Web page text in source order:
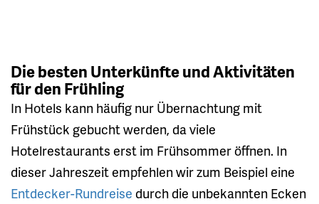
Die besten Unterkünfte und Aktivitäten
für den Frühling
In Hotels kann häufig nur Übernachtung mit
Frühstück gebucht werden, da viele
Hotelrestaurants erst im Frühsommer öffnen. In
dieser Jahreszeit empfehlen wir zum Beispiel eine
Entdecker-Rundreise durch die unbekannten Ecken